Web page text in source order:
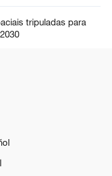
tripuladas para